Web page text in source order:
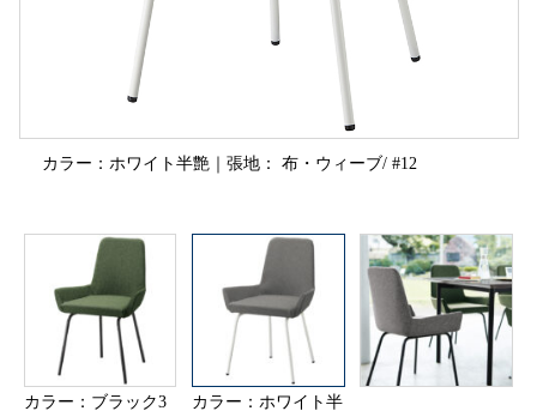
カラー：ホワイト半艶｜張地： 布・ウィーブ/ #12
カラー：ブラック3
カラー：ホワイト半